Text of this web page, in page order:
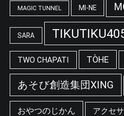
MAGIC TUNNEL MI-NE
SARA
TWO CHAPATI TÒHE
あそび創造集団XING
おやつのじかん アクセ